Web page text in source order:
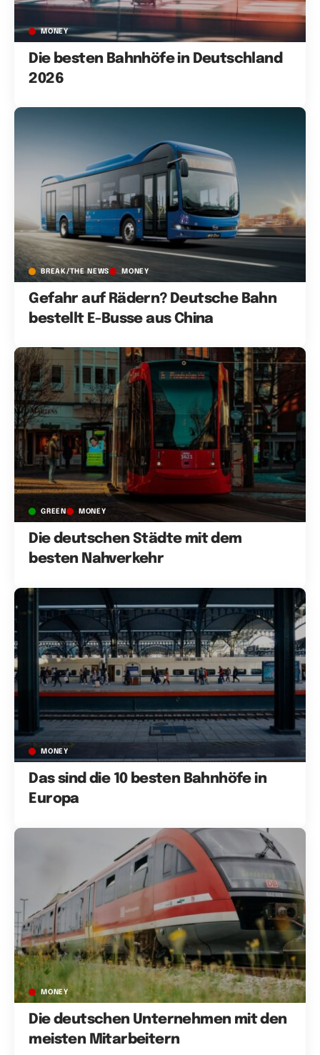
MONEY
Die besten Bahnhöfe in Deutschland
2026
BREAK/THE NEWS MONEY
Gefahr auf Rädern? Deutsche Bahn
bestellt E-Busse aus China
GREEN MONEY
Die deutschen Städte mit dem
besten Nahverkehr
MONEY
Das sind die 10 besten Bahnhöfe in
Europa
MONEY
Die deutschen Unternehmen mit den
meisten Mitarbeitern